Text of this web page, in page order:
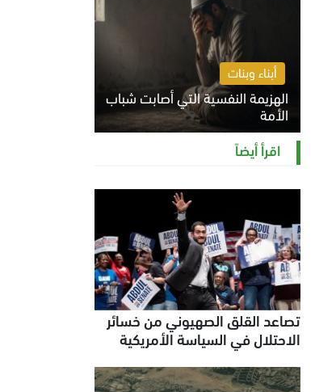
أبناء وبنات
الهزيمة النفسية التي أصابت شباب
الأمة
الخميس 6 أغسطس 2026 11:12 ص
اقرأ أيضاً
تصاعد القلق الصهيوني من خسائر
الاحتلال في السياسة الأمريكية